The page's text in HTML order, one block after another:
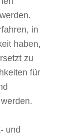
in
haben,
zu
für
den.
und